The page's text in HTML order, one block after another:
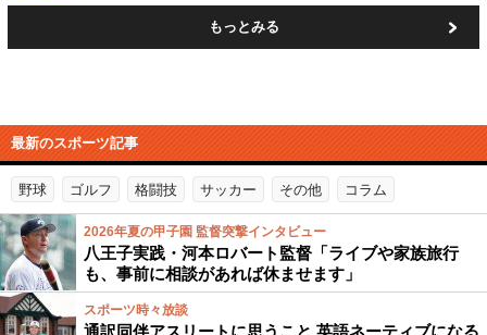
もっとみる
最新のスポーツ記事
野球 ゴルフ 格闘技 サッカー その他 コラム
2026年夏の甲子園 監督突撃インタビュー
八王子実践・河本ロバート監督「ライブや家族旅行
も、事前に相談があれば休ませます」
スポーツ時々放談
通訳同伴アスリートに思うこと 英語ネーティブになる